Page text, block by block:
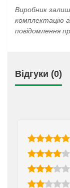
Виробник
комплектацію
повідомлення
Відгуки (0)